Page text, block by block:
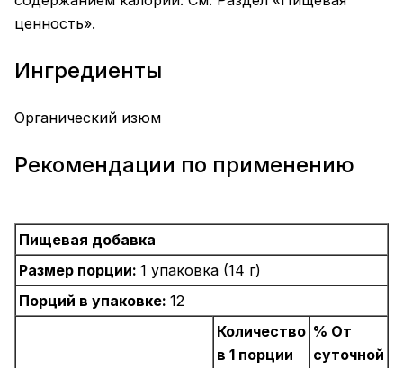
ценность».
Ингредиенты
Органический изюм
Рекомендации по применению
Пищевая добавка
Размер порции: 1 упаковка (14 г)
Порций в упаковке: 12
Количество
в 1 порции
% От
суточной